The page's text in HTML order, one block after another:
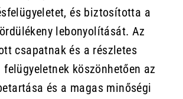
és biztosította a
lebonyolítását. Az
csapatnak és a részletes
felügyeletnek köszönhetően az
és a magas minőségi